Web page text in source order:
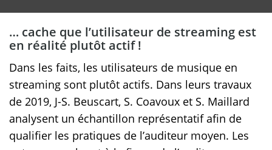
… cache que l’utilisateur de streaming est
en réalité plutôt actif !
Dans les faits, les utilisateurs de musique en
streaming sont plutôt actifs. Dans leurs travaux
de 2019, J-S. Beuscart, S. Coavoux et S. Maillard
analysent un échantillon représentatif afin de
qualifier les pratiques de l’auditeur moyen. Les